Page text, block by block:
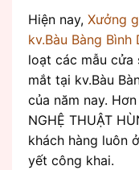
Hiện nay, Xưởng
kv.Bàu Bàng Bình
loạt các mẫu cửa
mắt tại kv.Bàu
của năm nay.
NGHỆ THUẬT
khách hàng luôn
yết công khai.